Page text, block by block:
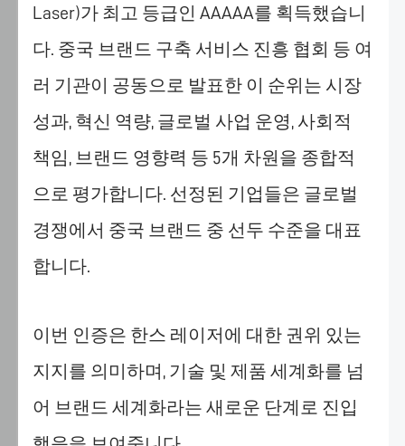
Laser)가 최고 등급인 AAAAA를 획득했습니
다. 중국 브랜드 구축 서비스 진흥 협회 등 여
러 기관이 공동으로 발표한 이 순위는 시장
성과, 혁신 역량, 글로벌 사업 운영, 사회적
책임, 브랜드 영향력 등 5개 차원을 종합적
으로 평가합니다. 선정된 기업들은 글로벌
경쟁에서 중국 브랜드 중 선두 수준을 대표
합니다.
이번 인증은 한스 레이저에 대한 권위 있는
지지를 의미하며, 기술 및 제품 세계화를 넘
어 브랜드 세계화라는 새로운 단계로 진입
한
서
스
제
공
고,
사
자
을
속
적